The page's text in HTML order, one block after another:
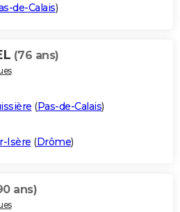
de-Calais)
(76 ans)
(Pas-de-Calais)
Isère (Drôme)
ans)